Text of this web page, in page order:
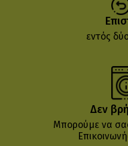
εντός
Δεν
Μπορούμε να